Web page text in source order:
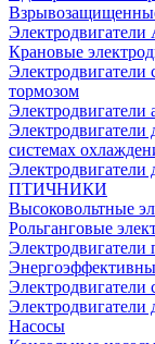
Электродвигатели
Крановые
тормозом
Электродвигатели
системах
Электродвигатели
ПТИЧНИКИ
Высоковольтные
Рольганговые
Электродвигатели
Насосы